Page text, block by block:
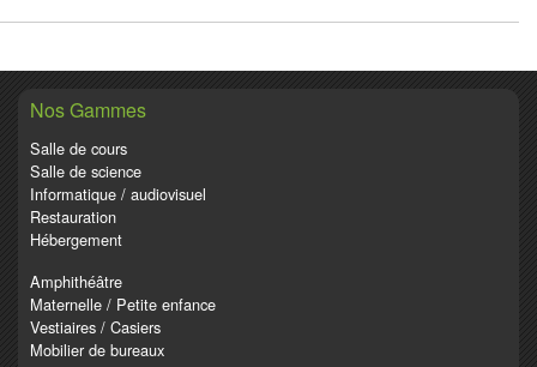
Nos Gammes
Salle de cours
Salle de science
Informatique / audiovisuel
Restauration
Hébergement
Amphithéâtre
Maternelle / Petite enfance
Vestiaires / Casiers
Mobilier de bureaux